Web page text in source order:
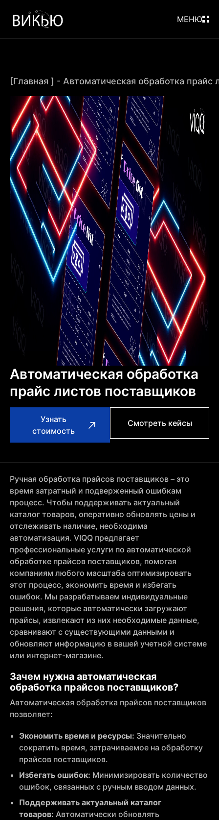
МЕНЮ
[Главная ] - Автоматическая обработка прайс
Автоматическая обработка
прайс листов поставщиков
Узнать
стоимость
Смотреть кейсы
Ручная обработка прайсов поставщиков – это
время затратный и подверженный ошибкам
процесс. Чтобы поддерживать актуальный
каталог товаров, оперативно обновлять цены и
отслеживать наличие, необходима
автоматизация. VIQQ предлагает
профессиональные услуги по автоматической
обработке прайсов поставщиков, помогая
компаниям любого масштаба оптимизировать
этот процесс, экономить время и избегать
ошибок. Мы разрабатываем индивидуальные
решения, которые автоматически загружают
прайсы, извлекают из них необходимые данные,
сравнивают с существующими данными и
обновляют информацию в вашей учетной системе
или интернет-магазине.
Зачем нужна автоматическая
обработка прайсов поставщиков?
Автоматическая обработка прайсов поставщиков
позволяет:
Экономить время и ресурсы: Значительно
сократить время, затрачиваемое на обработку
прайсов поставщиков.
Избегать ошибок: Минимизировать количество
ошибок, связанных с ручным вводом данных.
Поддерживать актуальный каталог
товаров: Автоматически обновлять